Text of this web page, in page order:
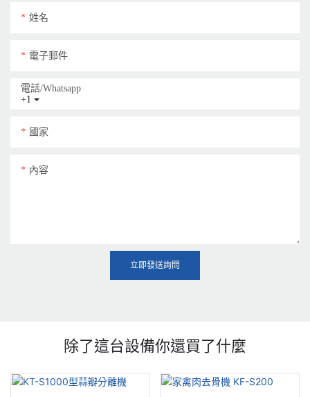
姓名
電子郵件
+1
電話/whatsapp
國家
內容
立即發送詢問
除了這台設備你還買了什麼